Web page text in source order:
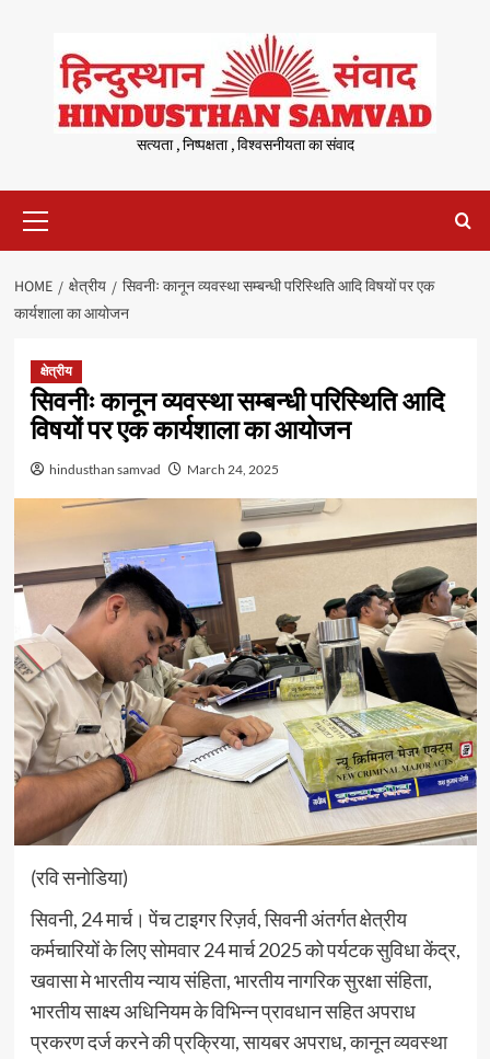
content
सत्यता , निष्पक्षता , विश्वसनीयता का संवाद
Menu
HOME क्षेत्रीय
सिवनीः कानून व्यवस्था सम्बन्धी परिस्थिति आदि विषयों पर एक
कार्यशाला का आयोजन
क्षेत्रीय
सिवनीः कानून व्यवस्था सम्बन्धी परिस्थिति आदि
विषयों पर एक कार्यशाला का आयोजन
hindusthan samvad March 24, 2025
(रवि सनोडिया)
सिवनी, 24 मार्च। पेंच टाइगर रिज़र्व, सिवनी अंतर्गत क्षेत्रीय
कर्मचारियों के लिए सोमवार 24 मार्च 2025 को पर्यटक सुविधा केंद्र,
खवासा मे भारतीय न्याय संहिता, भारतीय नागरिक सुरक्षा संहिता,
भारतीय साक्ष्य अधिनियम के विभिन्न प्रावधान सहित अपराध
प्रकरण दर्ज करने की प्रक्रिया, सायबर अपराध, कानून व्यवस्था